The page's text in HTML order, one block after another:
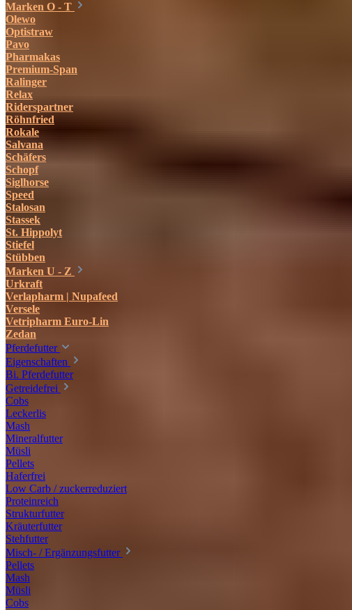
Marken O - T
Olewo
Optistraw
Pavo
Pharmakas
Premium-Span
Ralinger
Relax
Riderspartner
Röhnfried
Rokale
Salvana
Schäfers
Schopf
Siglhorse
Speed
Stalosan
Stassek
St. Hippolyt
Stiefel
Stübben
Marken U - Z
Urkraft
Verlapharm | Nupafeed
Versele
Vetripharm Euro-Lin
Zedan
Pferdefutter
Eigenschaften
Bi. Pferdefutter
Getreidefrei
Cobs
Leckerlis
Mash
Mineralfutter
Müsli
Pellets
Haferfrei
Low Carb / zuckerreduziert
Proteinreich
Strukturfutter
Kräuterfutter
Stehfutter
Misch- / Ergänzungsfutter
Pellets
Mash
Müsli
Cobs